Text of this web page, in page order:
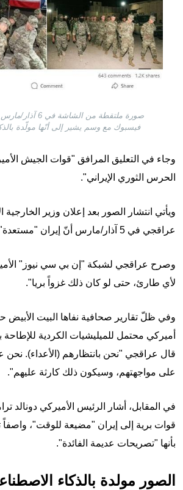
فيسبوك مع وسم يشير إلى أنّها مولّدة
وجاء في التعليق المرافق "قوات الجيش
الحرس الثوري الإيراني".
ويأتي انتشار الصور بعد إعلان وزير الخارجية
عراقجي في 5 آذار/مارس أنّ إيران "مستعدة" لاحتمال غزو بري.
وصرح عراقجي لشبكة "إن بي سي نيوز"
لأي طارئ، حتى لو كان ذلك غزواً بريا".
وفي ظلّ تقارير صحافية نفاها البيت
أميركي محتمل للميليشيات الكردية للإطاحة
قال عراقجي "نحن بانتظارهم (الأعداء). نحن
على مواجهتهم، وسيكون ذلك كارثة عليهم".
في المقابل، أشار الرئيس الأميركي دونالد
قوات برية إلى إيران "مضيعة للوقت"،
بأنها "تصريحات عديمة الفائدة".
الصور مولدة بالذكاء